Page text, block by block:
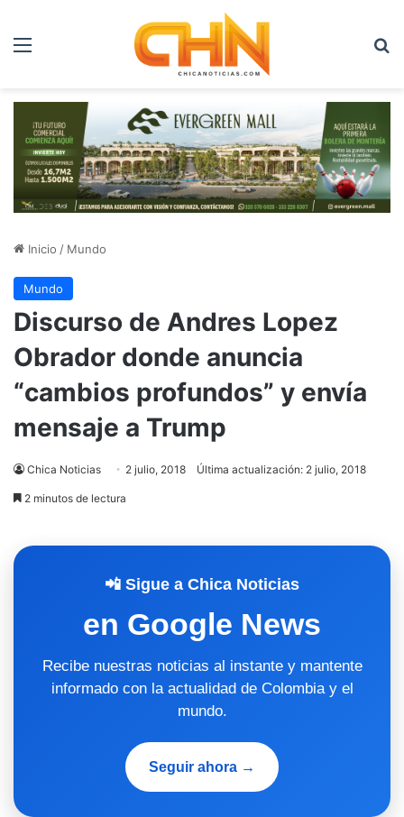
Menú
Inicio / Mundo
Mundo
Discurso de Andres Lopez
Obrador donde anuncia
“cambios profundos” y envía
mensaje a Trump
Chica Noticias 2 julio, 2018 Última actualización: 2 julio, 2018
2 minutos de lectura
📲 Sigue a Chica Noticias
en Google News
Recibe nuestras noticias al instante y mantente
informado con la actualidad de Colombia y el
mundo.
Seguir ahora →